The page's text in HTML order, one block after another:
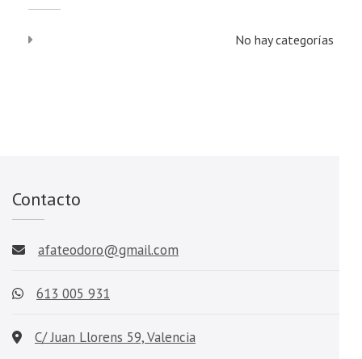
No hay categorías
Contacto
afateodoro@gmail.com
613 005 931
C/ Juan Llorens 59, Valencia